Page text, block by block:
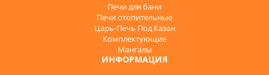
Печи для бани
Печи отопительные
Царь-Печь Под Казан
Комплектующие
Мангалы
ИНФОРМАЦИЯ